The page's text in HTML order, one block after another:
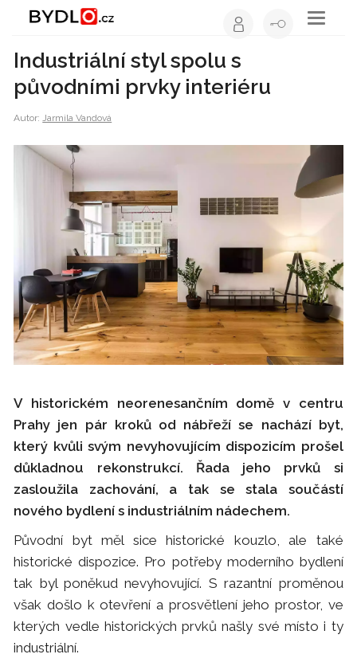
Toggle
Industriální styl spolu s
původními prvky interiéru
Autor:Jarmila Vandová
V historickém neorenesančním domě v centru
Prahy jen pár kroků od nábřeží se nachází byt,
který kvůli svým nevyhovujícím dispozicím prošel
důkladnou rekonstrukcí. Řada jeho prvků si
zasloužila zachování, a tak se stala součástí
nového bydlení s industriálním nádechem.
Původní byt měl sice historické kouzlo, ale také
historické dispozice. Pro potřeby moderního bydlení
tak byl poněkud nevyhovující. S razantní proměnou
však došlo k otevření a prosvětlení jeho prostor, ve
kterých vedle historických prvků našly své místo i ty
industriální.